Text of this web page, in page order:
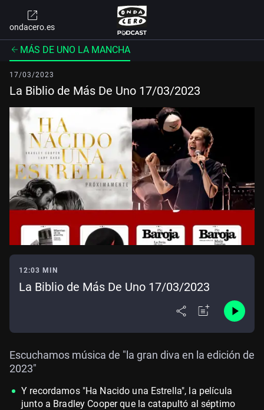
ondacero.es
MÁS DE UNO LA MANCHA
17/03/2023
La Biblio de Más De Uno 17/03/2023
12:03 MIN
La Biblio de Más De Uno 17/03/2023
Escuchamos música de "la gran diva en la edición de
2023"
Y recordamos "Ha Nacido una Estrella", la película
junto a Bradley Cooper que la catapultó al séptimo